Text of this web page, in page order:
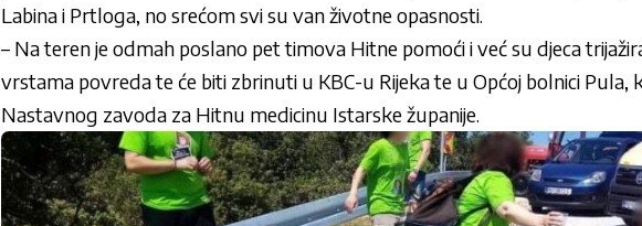
Labina i Prtloga, no srećom svi su van životne opasnosti.
– Na teren je odmah poslano pet timova Hitne pomoći i već su djeca
vrstama povreda te će biti zbrinuti u KBC-u Rijeka te u Općoj bolnici Pula,
Nastavnog zavoda za Hitnu medicinu Istarske županije.